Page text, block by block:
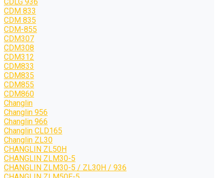
CDM 833
CDM 835
CDM-855
CDM307
CDM308
CDM312
CDM833
CDM835
CDM855
CDM860
Changlin
Changlin 956
Changlin 966
Changlin CLD165
Changlin ZL30
CHANGLIN ZL50H
CHANGLIN ZLM30-5
CHANGLIN ZLM30-5 / ZL30H / 936